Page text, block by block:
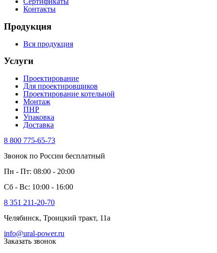
Контакты
Продукция
Вся продукция
Услуги
Проектирование
Для проектировщиков
Проектирование котельной
Монтаж
ПНР
Упаковка
Доставка
8 800 775-65-73
Звонок по России бесплатный
Пн - Пт: 08:00 - 20:00
Сб - Вс: 10:00 - 16:00
8 351 211-20-70
Челябинск, Троицкий тракт, 11а
info@ural-power.ru
Заказать звонок